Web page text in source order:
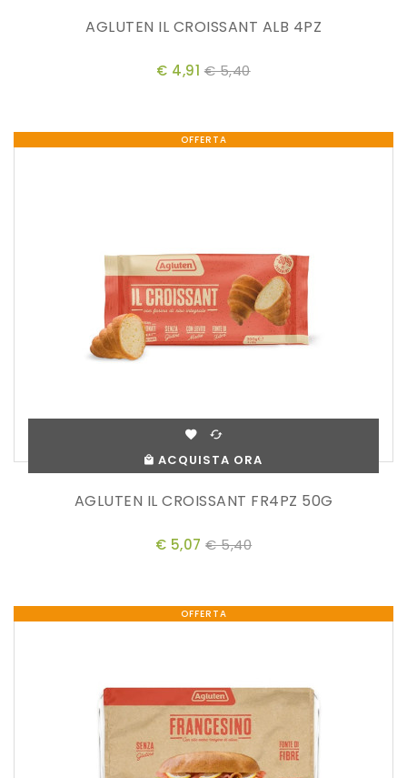
AGLUTEN IL CROISSANT ALB 4PZ
€ 4,91 € 5,40
OFFERTA
ACQUISTA ORA
AGLUTEN IL CROISSANT FR4PZ 50G
€ 5,07 € 5,40
OFFERTA